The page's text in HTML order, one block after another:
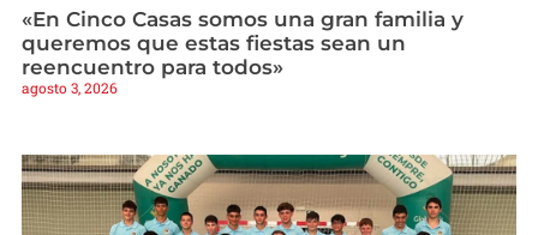
«En Cinco Casas somos una gran familia y
queremos que estas fiestas sean un
reencuentro para todos»
agosto 3, 2026